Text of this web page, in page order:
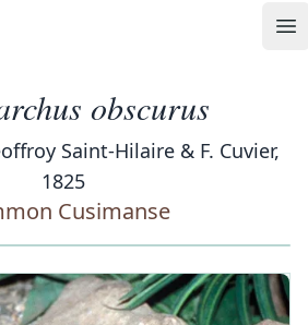
obscurus
Saint-Hilaire & F. Cuvier,
1825
Cusimanse